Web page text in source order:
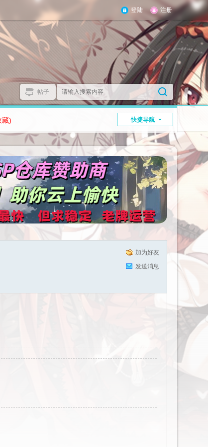
登陆 注册
帖子
快捷导航
藏)
加为好友
发送消息